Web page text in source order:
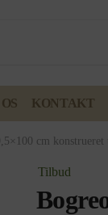
KONTAKT
cm
Tilbud